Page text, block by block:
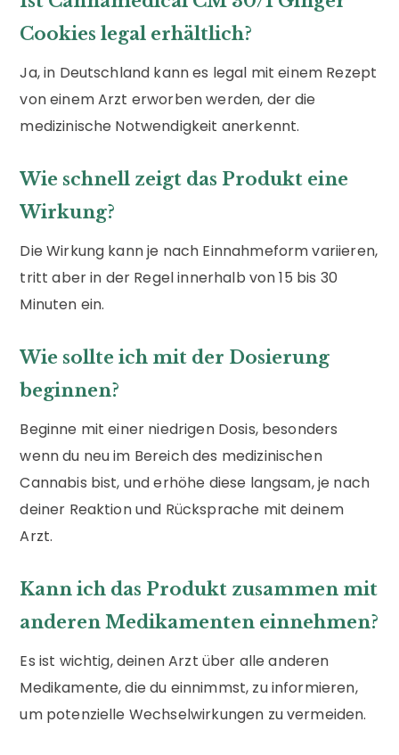
Cookies legal erhältlich?
Ja, in Deutschland kann es legal mit einem Rezept
von einem Arzt erworben werden, der die
medizinische Notwendigkeit anerkennt.
Wie schnell zeigt das Produkt eine
Wirkung?
Die Wirkung kann je nach Einnahmeform variieren,
tritt aber in der Regel innerhalb von 15 bis 30
Minuten ein.
Wie sollte ich mit der Dosierung
beginnen?
Beginne mit einer niedrigen Dosis, besonders
wenn du neu im Bereich des medizinischen
Cannabis bist, und erhöhe diese langsam, je nach
deiner Reaktion und Rücksprache mit deinem
Arzt.
Kann ich das Produkt zusammen mit
anderen Medikamenten einnehmen?
Es ist wichtig, deinen Arzt über alle anderen
Medikamente, die du einnimmst, zu informieren,
um potenzielle Wechselwirkungen zu vermeiden.